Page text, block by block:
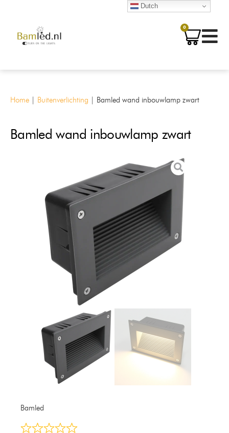
0
Home | Buitenverlichting | Bamled wand inbouwlamp zwart
Bamled wand inbouwlamp zwart
Bamled
Dutch